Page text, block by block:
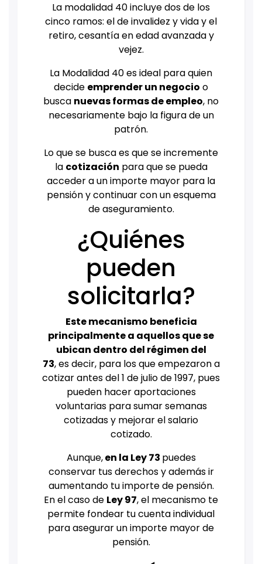
La modalidad 40 incluye dos de los
cinco ramos: el de invalidez y vida y el
retiro, cesantía en edad avanzada y
vejez.
La Modalidad 40 es ideal para quien
decide emprender un negocio o
busca nuevas formas de empleo, no
necesariamente bajo la figura de un
patrón.
Lo que se busca es que se incremente
la cotización para que se pueda
acceder a un importe mayor para la
pensión y continuar con un esquema
de aseguramiento.
¿Quiénes
pueden
solicitarla?
Este mecanismo beneficia
principalmente a aquellos que se
ubican dentro del régimen del
73,es decir, para los que empezaron a
cotizar antes del 1 de julio de 1997, pues
pueden hacer aportaciones
voluntarias para sumar semanas
cotizadas y mejorar el salario
cotizado.
Aunque,en la Ley 73 puedes
conservar tus derechos y además ir
aumentando tu importe de pensión.
En el caso de Ley 97, el mecanismo te
permite fondear tu cuenta individual
para asegurar un importe mayor de
pensión.